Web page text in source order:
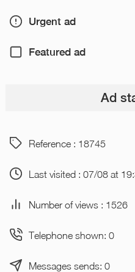
Urgent ad
Featured ad
Ad
Reference : 18745
Last visited : 07/08 at
Number of views : 1526
Telephone shown: 0
Messages sends: 0